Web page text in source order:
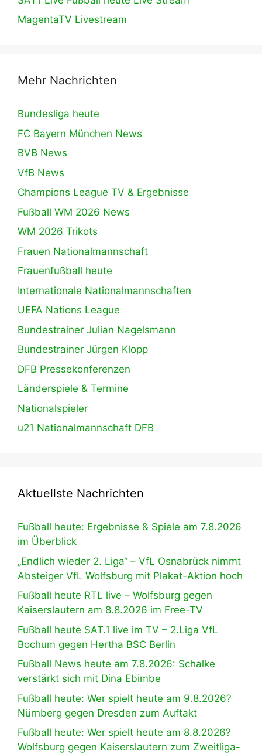
MagentaTV Livestream
Mehr Nachrichten
Bundesliga heute
FC Bayern München News
BVB News
VfB News
Champions League TV & Ergebnisse
Fußball WM 2026 News
WM 2026 Trikots
Frauen Nationalmannschaft
Frauenfußball heute
Internationale Nationalmannschaften
UEFA Nations League
Bundestrainer Julian Nagelsmann
Bundestrainer Jürgen Klopp
DFB Pressekonferenzen
Länderspiele & Termine
Nationalspieler
u21 Nationalmannschaft DFB
Aktuellste Nachrichten
Fußball heute: Ergebnisse & Spiele am 7.8.2026
im Überblick
„Endlich wieder 2. Liga“ – VfL Osnabrück nimmt
Absteiger VfL Wolfsburg mit Plakat-Aktion hoch
Fußball heute RTL live – Wolfsburg gegen
Kaiserslautern am 8.8.2026 im Free-TV
Fußball heute SAT.1 live im TV – 2.Liga VfL
Bochum gegen Hertha BSC Berlin
Fußball News heute am 7.8.2026: Schalke
verstärkt sich mit Dina Ebimbe
Fußball heute: Wer spielt heute am 9.8.2026?
Nürnberg gegen Dresden zum Auftakt
Fußball heute: Wer spielt heute am 8.8.2026?
Wolfsburg gegen Kaiserslautern zum Zweitliga-